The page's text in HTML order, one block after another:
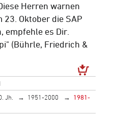
Herren warnen
Oktober die SAP
empfehle es Dir.
(Bührle, Friedrich &
Jh. 1951-2000
1981-